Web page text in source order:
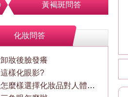
黃褐斑問答
化妝問答
卸妝後臉發癢
這樣化眼影?
怎麼樣選擇化妝品對人體無害